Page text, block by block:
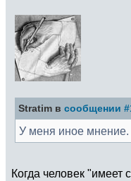
Stratim в сообщении
У меня иное мнение.
Когда человек "имеет